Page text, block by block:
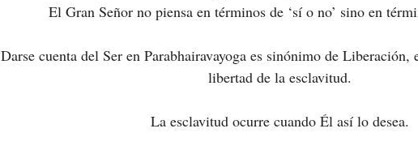
El Gran Señor no piensa en términos de ‘sí o no’ sino en
Darse cuenta del Ser en Parabhairavayoga es sinónimo de Liberación,
libertad de la esclavitud.
La esclavitud ocurre cuando Él así lo desea.